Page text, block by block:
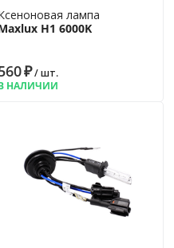
лампа
H1 6000K
₽/ шт.
НАЛИЧИИ